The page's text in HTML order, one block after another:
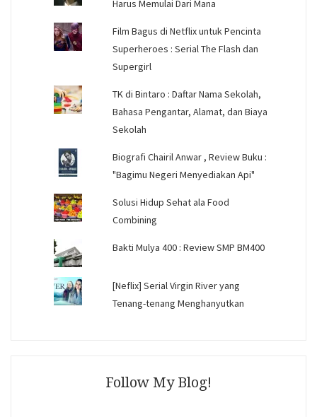
Harus Memulai Dari Mana
Film Bagus di Netflix untuk Pencinta
Superheroes : Serial The Flash dan
Supergirl
TK di Bintaro : Daftar Nama Sekolah,
Bahasa Pengantar, Alamat, dan Biaya
Sekolah
Biografi Chairil Anwar , Review Buku :
"Bagimu Negeri Menyediakan Api"
Solusi Hidup Sehat ala Food
Combining
Bakti Mulya 400 : Review SMP BM400
[Neflix] Serial Virgin River yang
Tenang-tenang Menghanyutkan
Follow My Blog!